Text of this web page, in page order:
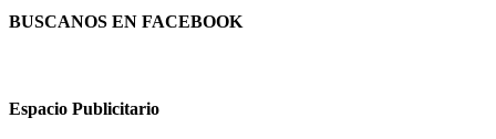
BUSCANOS EN FACEBOOK
Espacio Publicitario